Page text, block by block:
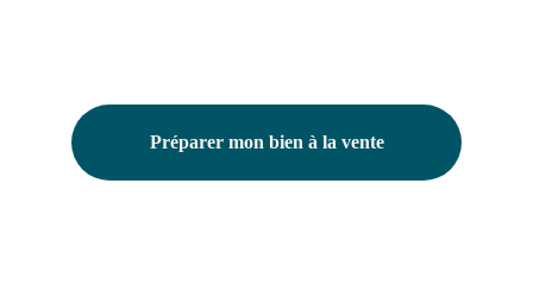
Préparer mon bien à la vente